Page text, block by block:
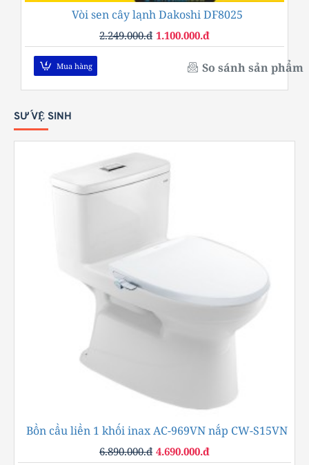
Vòi sen cây lạnh Dakoshi DF8025
1.100.000.đ
2.249.000.đ
Mua hàng So sánh sản phẩm
SỨ VỆ SINH
-32%
Bồn cầu liền 1 khối inax AC-969VN nắp CW-S15VN
4.690.000.đ
6.890.000.đ